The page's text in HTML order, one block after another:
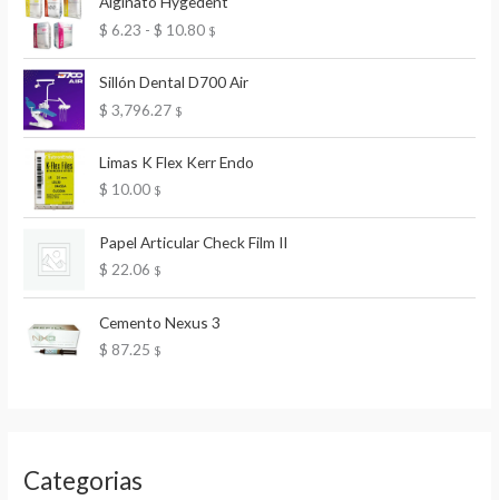
$ 6.23 - $ 10.80R
n
d
e
c
o
s
$
Sillón Dental D700 Air
$ 3,796.27 $
Limas K Flex Kerr Endo
$ 10.00 $
Papel Articular Check Film II
$ 22.06 $
Cemento Nexus 3
$ 87.25 $
Categorias